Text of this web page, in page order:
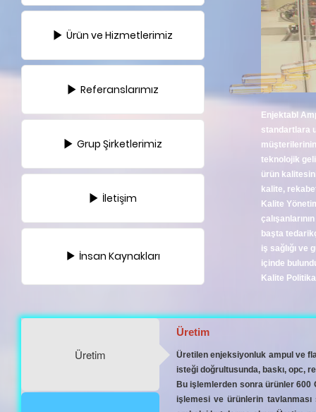
Üretim
Üretim
Üretilen enjeksiyonluk ampul ve
isteği doğrultusunda, baskı, opc,
Bu işlemlerden sonra ürünler 600
işlemesi ve ürünlerin tavlanması
Ürün ve Hizmetlerimiz
Referanslarımız
Grup Şirketlerimiz
İletişim
İnsan Kaynakları
Enjektabl
standartlara
teknolojik
ürün
kalite,
Kalite
başta
iş sağlığı ve
içinde